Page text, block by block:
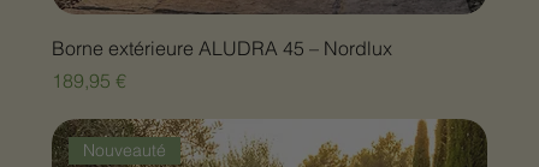
Borne extérieure ALUDRA 45 – Nordlux
Prix
189,95 €
Nouveauté